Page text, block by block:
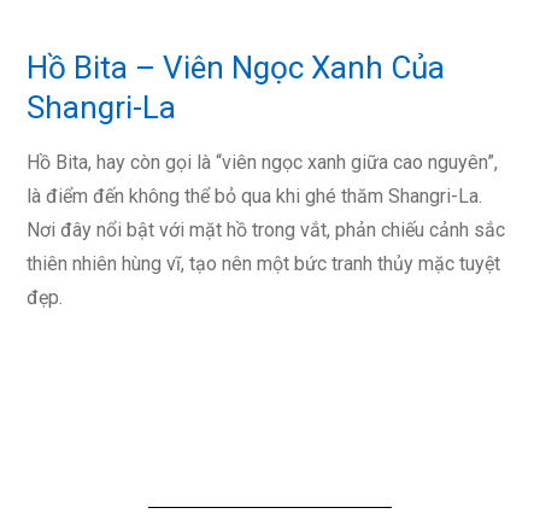
Hồ Bita – Viên Ngọc Xanh Của
Shangri-La
Hồ Bita, hay còn gọi là “viên ngọc xanh giữa cao nguyên”,
là điểm đến không thể bỏ qua khi ghé thăm Shangri-La.
Nơi đây nổi bật với mặt hồ trong vắt, phản chiếu cảnh sắc
thiên nhiên hùng vĩ, tạo nên một bức tranh thủy mặc tuyệt
đẹp.